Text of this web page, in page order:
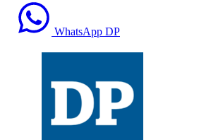
WhatsApp DP